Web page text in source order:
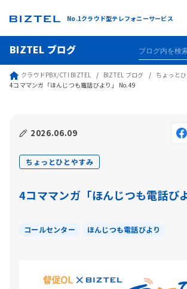
No.1クラウド型テレフォニーサービス
BIZTEL ブログ
クラウドPBX/CTI BIZTEL BIZTEL ブログ
ちょっと
4コママンガ「ほんじつも電話びより」 No.49
2026.06.09
ちょっとひとやすみ
4コママンガ「ほんじつも電話び
コールセンター ほんじつも電話びより